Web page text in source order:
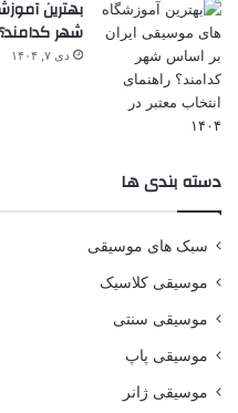
بهترین
شهر کدامند؟
دی ۷, ۱۴۰۴
دسته بندی ها
سبک های موسیقی
موسیقی کلاسیک
موسیقی سنتی
موسیقی پاپ
موسیقی ژانر